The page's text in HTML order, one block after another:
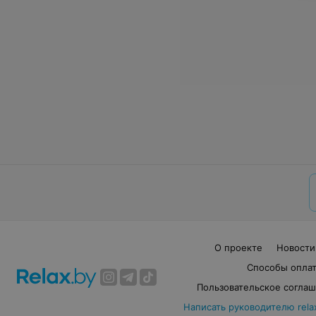
О проекте
Способы
Пользовательское
Написать руководителю